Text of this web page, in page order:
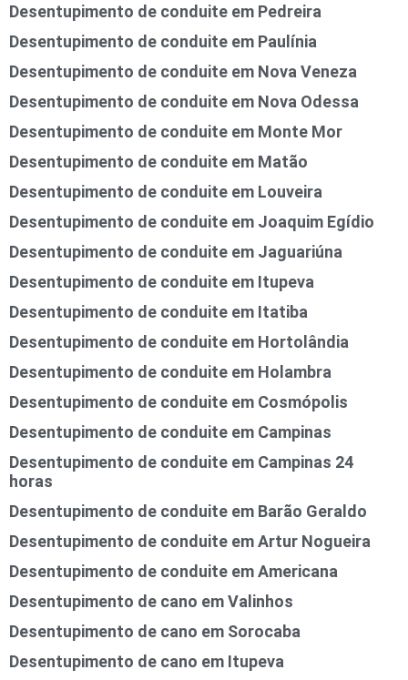
Desentupimento de conduite em Pedreira
Desentupimento de conduite em Paulínia
Desentupimento de conduite em Nova Veneza
Desentupimento de conduite em Nova Odessa
Desentupimento de conduite em Monte Mor
Desentupimento de conduite em Matão
Desentupimento de conduite em Louveira
Desentupimento de conduite em Joaquim Egídio
Desentupimento de conduite em Jaguariúna
Desentupimento de conduite em Itupeva
Desentupimento de conduite em Itatiba
Desentupimento de conduite em Hortolândia
Desentupimento de conduite em Holambra
Desentupimento de conduite em Cosmópolis
Desentupimento de conduite em Campinas
Desentupimento de conduite em Campinas 24
horas
Desentupimento de conduite em Barão Geraldo
Desentupimento de conduite em Artur Nogueira
Desentupimento de conduite em Americana
Desentupimento de cano em Valinhos
Desentupimento de cano em Sorocaba
Desentupimento de cano em Itupeva